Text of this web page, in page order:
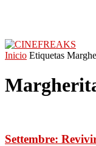
Inicio Etiquetas
Settembre: